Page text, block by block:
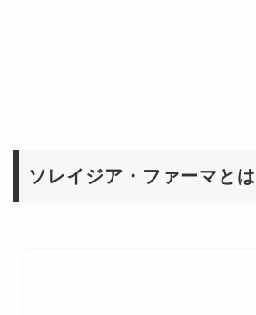
ソレイジア・ファーマとは